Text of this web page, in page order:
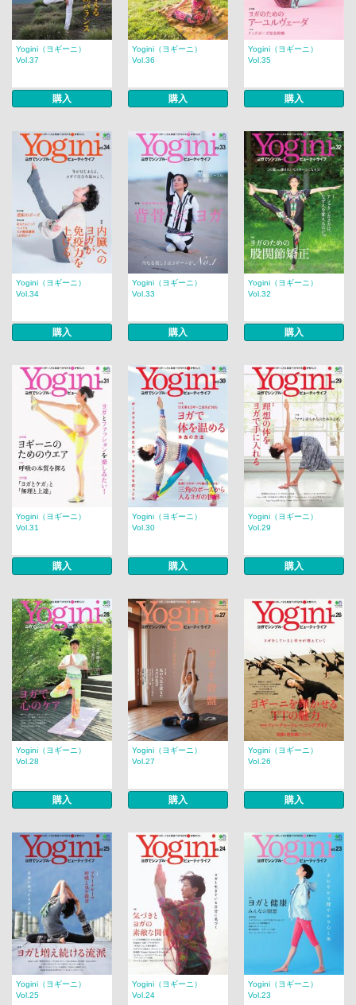
Yogini（ヨギーニ）
Vol.37
購入
Yogini（ヨギーニ）
Vol.36
購入
Yogini（ヨギーニ）
Vol.35
購入
Yogini（ヨギーニ）
Vol.34
購入
Yogini（ヨギーニ）
Vol.33
購入
Yogini（ヨギーニ）
Vol.32
購入
Yogini（ヨギーニ）
Vol.31
購入
Yogini（ヨギーニ）
Vol.30
購入
Yogini（ヨギーニ）
Vol.29
購入
Yogini（ヨギーニ）
Vol.28
購入
Yogini（ヨギーニ）
Vol.27
購入
Yogini（ヨギーニ）
Vol.26
購入
Yogini（ヨギーニ）
Vol.25
Yogini（ヨギーニ）
Vol.24
Yogini（ヨギーニ）
Vol.23